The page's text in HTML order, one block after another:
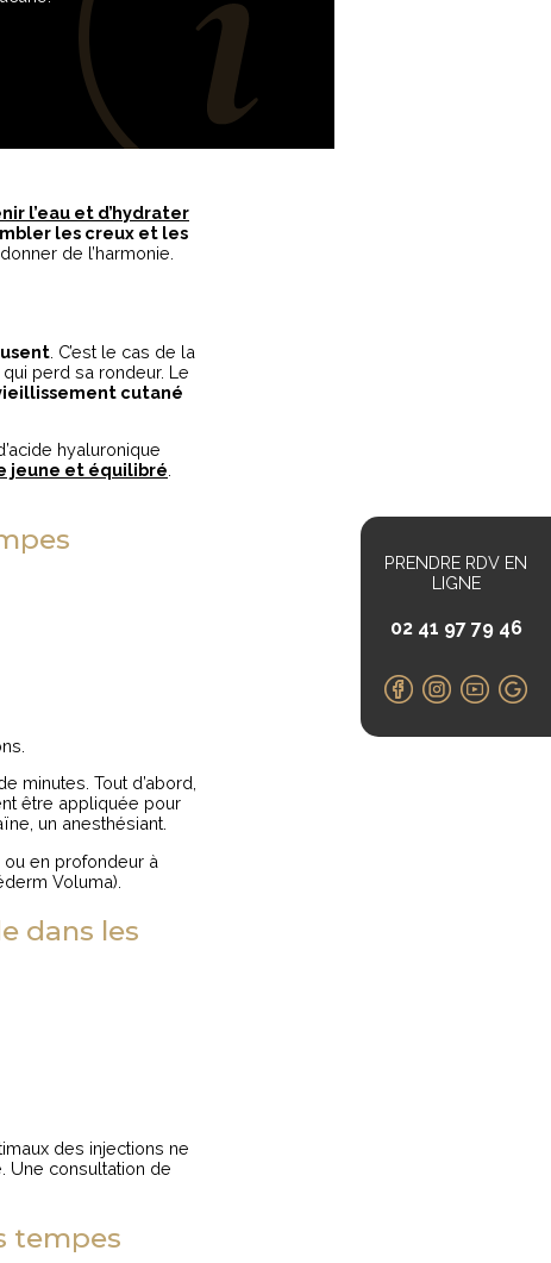
l’eau et d’hydrater
les creux et les
de l’harmonie.
. C’est le cas de la
perd sa rondeur. Le
cutané
hyaluronique
jeune et équilibré
minutes. Tout d’abord,
être appliquée pour
un anesthésiant.
en profondeur à
Voluma).
dans les
des injections ne
Une consultation de
tempes
PRENDRE RDV EN
LIGNE
02 41 97 79 46